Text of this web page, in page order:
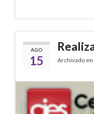
AGO
15 Archivado en